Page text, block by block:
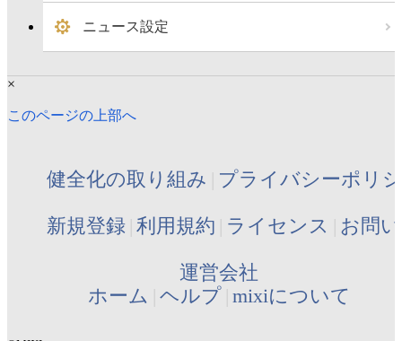
ニュース設定
×
このページの上部へ
健全化の取り組み プライバシーポリ
新規登録 利用規約 ライセンス お問
運営会社
ホーム ヘルプ mixiについて